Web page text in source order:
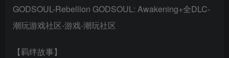
【羁绊故事】